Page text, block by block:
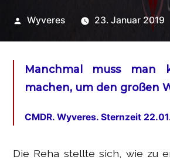
Veröffentlicht
Wyveres 23. Januar 2019
Manchmal muss man
machen, um den großen
CMDR. Wyveres. Sternzeit
Die Reha stellte sich, wie zu